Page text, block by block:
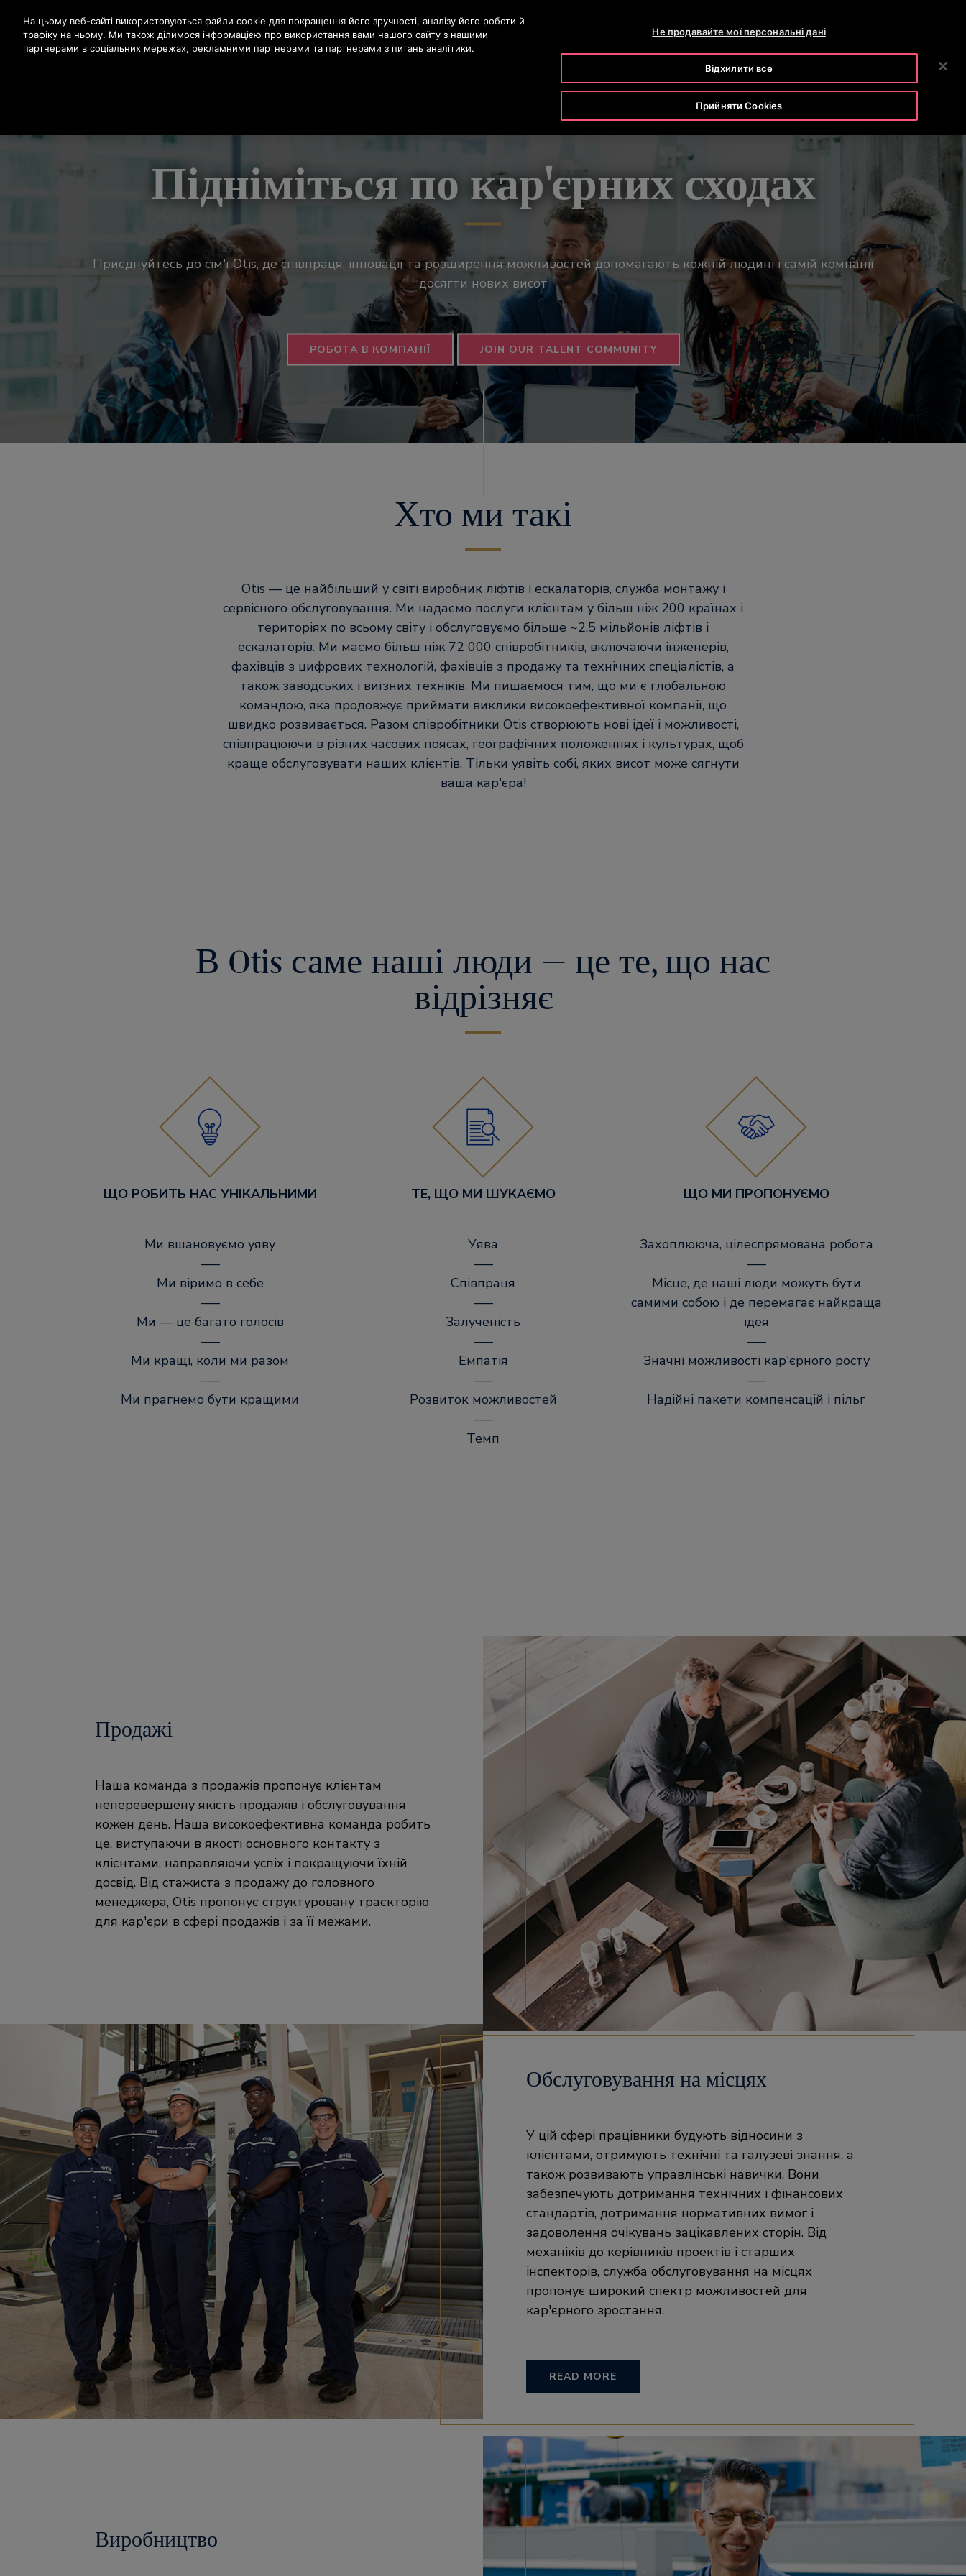
Натисніть клавішу Enter, щоб перейти до основного вмісту
OTISLINE 0-800-501-901 РОЗДІЛ НОВИН
ПОШУК
Підніміться по кар'єрних сходах
Приєднуйтесь до сім'ї Otis, де співпраця, інновації та розширення можливостей допомагають кожній людині і самій компанії
досягти нових висот
РОБОТА В КОМПАНІЇ JOIN OUR TALENT COMMUNITY
Хто ми такі
Otis — це найбільший у світі виробник ліфтів і ескалаторів, служба монтажу і
сервісного обслуговування. Ми надаємо послуги клієнтам у більш ніж 200 країнах і
територіях по всьому світу і обслуговуємо більше ~2.5 мільйонів ліфтів і
ескалаторів. Ми маємо більш ніж 72 000 співробітників, включаючи інженерів,
фахівців з цифрових технологій, фахівців з продажу та технічних спеціалістів, а
також заводських і виїзних техніків. Ми пишаємося тим, що ми є глобальною
командою, яка продовжує приймати виклики високоефективної компанії, що
швидко розвивається. Разом співробітники Otis створюють нові ідеї і можливості,
співпрацюючи в різних часових поясах, географічних положеннях і культурах, щоб
краще обслуговувати наших клієнтів. Тільки уявіть собі, яких висот може сягнути
ваша кар'єра!
В Otis саме наші люди — це те, що нас
відрізняє
ЩО РОБИТЬ НАС УНІКАЛЬНИМИ
Ми вшановуємо уяву
–––
Ми віримо в себе
–––
Ми — це багато голосів
–––
Ми кращі, коли ми разом
–––
Ми прагнемо бути кращими
ТЕ, ЩО МИ ШУКАЄМО
Уява
–––
Співпраця
–––
Залученість
–––
Емпатія
–––
Розвиток можливостей
–––
Темп
ЩО МИ ПРОПОНУЄМО
Захоплююча, цілеспрямована робота
–––
Місце, де наші люди можуть бути
самими собою і де перемагає найкраща
ідея
–––
Значні можливості кар'єрного росту
–––
Надійні пакети компенсацій і пільг
Продажі
Наша команда з продажів пропонує клієнтам
неперевершену якість продажів і обслуговування
кожен день. Наша високоефективна команда робить
це, виступаючи в якості основного контакту з
клієнтами, направляючи успіх і покращуючи їхній
досвід. Від стажиста з продажу до головного
менеджера, Otis пропонує структуровану траєкторію
для кар'єри в сфері продажів і за її межами.
Обслуговування на місцях
У цій сфері працівники будують відносини з
клієнтами, отримують технічні та галузеві знання, а
також розвивають управлінські навички. Вони
забезпечують дотримання технічних і фінансових
стандартів, дотримання нормативних вимог і
задоволення очікувань зацікавлених сторін. Від
механіків до керівників проектів і старших
інспекторів, служба обслуговування на місцях
пропонує широкий спектр можливостей для
кар'єрного зростання.
READ MORE
Виробництво
На цьому веб-сайті використовуються файли cookie для покращення його зручності, аналізу його роботи й
трафіку на ньому. Ми також ділимося інформацією про використання вами нашого сайту з нашими
партнерами в соціальних мережах, рекламними партнерами та партнерами з питань аналітики.
Не продавайте мої персональні дані
Відхилити все
Прийняти Cookies